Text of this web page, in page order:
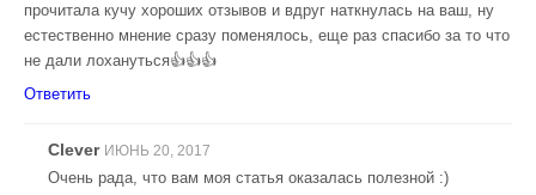
прочитала кучу хороших отзывов и вдруг наткнулась на ваш, ну
естественно мнение сразу поменялось, еще раз спасибо за то что
не дали лохануться👍👍👍
Ответить
Clever ИЮНЬ 20, 2017
Очень рада, что вам моя статья оказалась полезной :)